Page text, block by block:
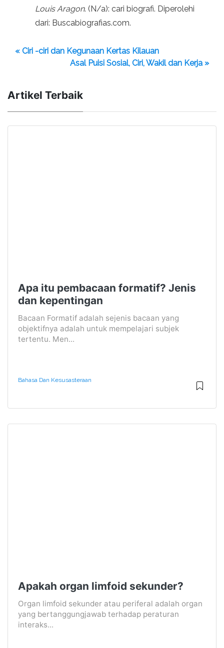
Louis Aragon. (N/a): cari biografi. Diperolehi
dari: Buscabiografias.com.
« Ciri -ciri dan Kegunaan Kertas Kilauan
Asal Puisi Sosial, Ciri, Wakil dan Kerja »
Artikel Terbaik
Apa itu pembacaan formatif? Jenis
dan kepentingan
Bacaan Formatif adalah sejenis bacaan yang
objektifnya adalah untuk mempelajari subjek
tertentu. Men...
Bahasa Dan Kesusasteraan
Apakah organ limfoid sekunder?
Organ limfoid sekunder atau periferal adalah organ
yang bertanggungjawab terhadap peraturan
interaks...